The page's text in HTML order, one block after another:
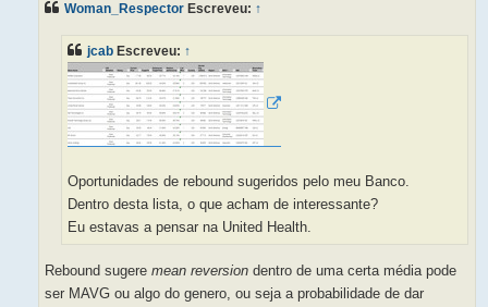
Woman_Respector Escreveu: ↑
jcab Escreveu: ↑
Oportunidades de rebound sugeridos pelo meu Banco.
Dentro desta lista, o que acham de interessante?
Eu estavas a pensar na United Health.
Rebound sugere mean reversion dentro de uma certa média pode
ser MAVG ou algo do genero, ou seja a probabilidade de dar